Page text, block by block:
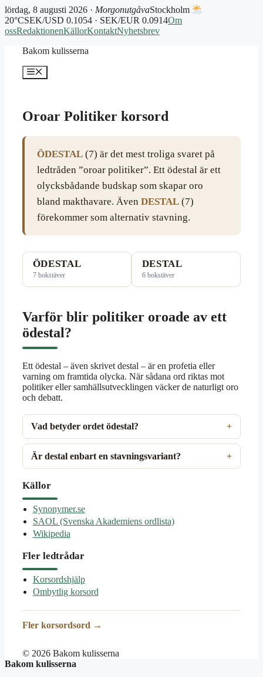
lördag, 8 augusti 2026 · MorgonutgåvaStockholm
20°CSEK/USD 0.1054 · SEK/EUR 0.0914Om
ossRedaktionenKällorKontaktNyhetsbrev
Bakom kulisserna
Meny
Oroar Politiker korsord
ÖDESTAL(7) är det mest troliga svaret på
ledtråden ”oroar politiker”. Ett ödestal är ett
olycksbådande budskap som skapar oro
bland makthavare. Även DESTAL(7)
förekommer som alternativ stavning.
ÖDESTAL
7 bokstäver
DESTAL
6 bokstäver
Varför blir politiker oroade av ett
ödestal?
Ett ödestal – även skrivet destal – är en profetia eller
varning om framtida olycka. När sådana ord riktas mot
politiker eller samhällsutvecklingen väcker de naturligt oro
och debatt.
Vad betyder ordet ödestal?
Är destal enbart en stavningsvariant?
Källor
Synonymer.se
SAOL (Svenska Akademiens ordlista)
Wikipedia
Fler ledtrådar
Korsordshjälp
Ombytlig korsord
Fler korsordsord →
© 2026 Bakom kulisserna
Bakom kulisserna